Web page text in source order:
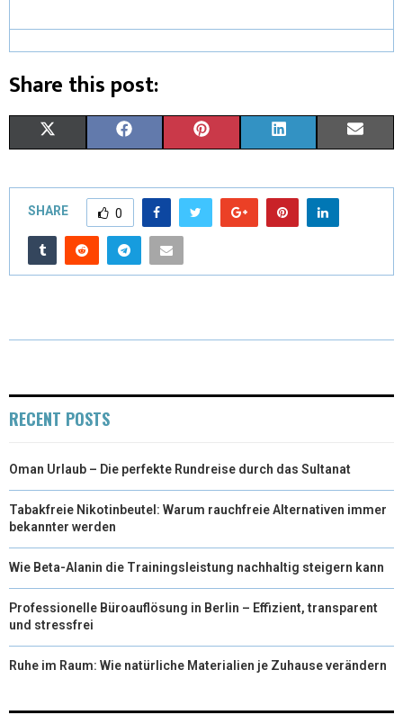
Share this post:
I
R
)
C
E
B
N
T
T
N
K
SHARE 0
RECENT POSTS
Oman Urlaub – Die perfekte Rundreise durch das Sultanat
Tabakfreie Nikotinbeutel: Warum rauchfreie Alternativen immer
bekannter werden
Wie Beta-Alanin die Trainingsleistung nachhaltig steigern kann
Professionelle Büroauflösung in Berlin – Effizient, transparent
und stressfrei
Ruhe im Raum: Wie natürliche Materialien je Zuhause verändern